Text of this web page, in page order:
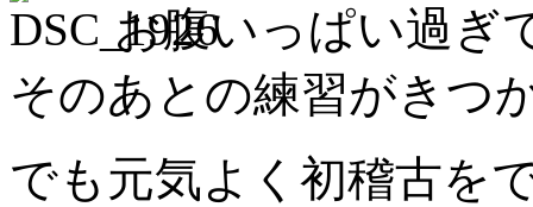
お腹いっぱい過ぎ
そのあとの練習がき
でも元気よく初稽古を